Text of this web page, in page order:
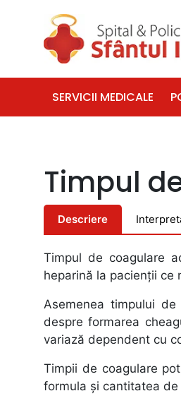
SERVICII MEDICALE
Timpul
Descriere
Timpul de coagulare
heparină la pacienţii ce
Asemenea timpului
despre formarea
variază dependent cu
Timpii de coagulare
formula şi cantitatea